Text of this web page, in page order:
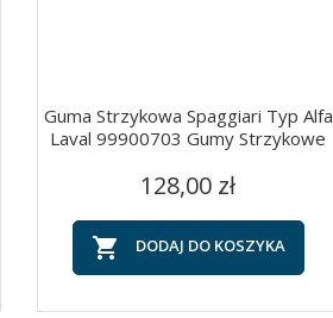
Szybki podgląd
Guma Strzykowa Spaggiari Typ Alfa
Laval 99900703 Gumy Strzykowe
Cena
128,00 zł
 DODAJ DO KOSZYKA